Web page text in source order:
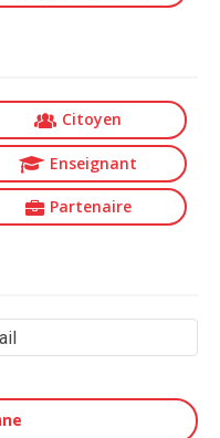
Citoyen
Enseignant
Partenaire